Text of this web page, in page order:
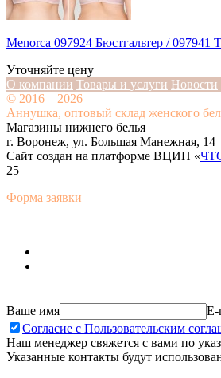
Menorca 097924 Бюстгальтер / 097941
Уточняйте цену
О компании Товары и услуги Новости
© 2016—2026
Аннушка, оптовый склад женского
Магазины нижнего белья
г. Воронеж, ул. Большая Манежная, 14
Сайт создан на платформе ВЦИП «
25
Форма заявки
Ваше имя E-
Согласие с Пользовательским
Наш менеджер свяжется с вами по
Указанные контакты будут